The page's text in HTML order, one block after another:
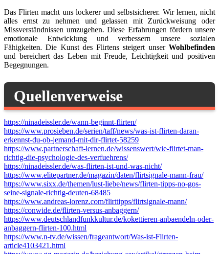
Das Flirten macht uns lockerer und selbstsicherer. Wir lernen, nicht
alles ernst zu nehmen und gelassen mit Zurückweisung oder
Missverständnissen umzugehen. Diese Erfahrungen fördern unsere
emotionale Entwicklung und verbessern unsere sozialen
Fähigkeiten. Die Kunst des Flirtens steigert unser Wohlbefinden
und bereichert das Leben mit Freude, Leichtigkeit und positiven
Begegnungen.
Quellenverweise
https://ninadeissler.de/wann-beginnt-flirten/
https://www.prosieben.de/serien/taff/news/was-ist-flirten-daran-
erkennst-du-ob-jemand-mit-dir-flirtet-58259
https://www.partnerschaft-lernen.de/wissenswert/wie-flirtet-man-
richtig-die-psychologie-des-verfuehrens/
https://ninadeissler.de/was-flirten-ist-und-was-nicht/
https://www.elitepartner.de/magazin/daten/flirtsignale-mann-frau/
https://www.sixx.de/themen/lust-liebe/news/flirten-tipps-no-gos-
seine-signale-richtig-deuten-68485
https://www.andreas-lorenz.com/flirttipps/flirtsignale-mann/
https://conwide.de/flirten-versus-anbaggern/
https://www.deutschlandfunkkultur.de/kokettieren-anbaendeln-oder-
anbaggern-flirten-100.html
https://www.n-tv.de/wissen/frageantwort/Was-ist-Flirten-
article4103421.html